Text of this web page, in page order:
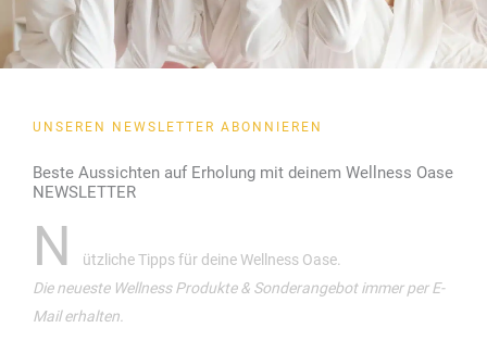
UNSEREN NEWSLETTER ABONNIEREN
Beste Aussichten auf Erholung mit deinem Wellness Oase
NEWSLETTER
N
ützliche Tipps für deine Wellness Oase.
Die neueste Wellness Produkte & Sonderangebot immer per E-
Mail erhalten.